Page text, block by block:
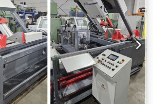
производство, при изработката на
за производство на щанци
Ширина на рязане: 355 mm
230 mm Работна височина: 960 mm
20 - 90 m/min Дължина на лентовото
Ширина на лентовото острие: 3 – 16 mm
500 x 400 mm Мощност на мотора: 0,75
Akkok Устройство за заваряване на
на машината (Д x Ш x В): 940 x 560
250 kg Стандартно оборудвана с